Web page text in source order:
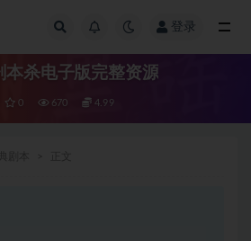
登录
本杀电子版完整资源
0 670 4.99